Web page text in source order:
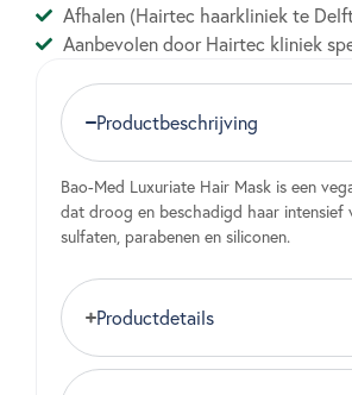
Afhalen (Hairtec haarkliniek te
Aanbevolen door Hairtec kliniek
Productbeschrijving
Bao-Med Luxuriate Hair Mask is een
dat droog en beschadigd haar intensief
sulfaten, parabenen en siliconen.
Productdetails